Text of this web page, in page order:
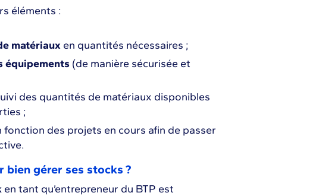
éléments :
matériauxen quantités nécessaires ;
équipements (de manière sécurisée et
des quantités de matériaux disponibles
;
fonction des projets en cours afin de passer
gérer ses stocks ?
en tant qu’entrepreneur du BTP est